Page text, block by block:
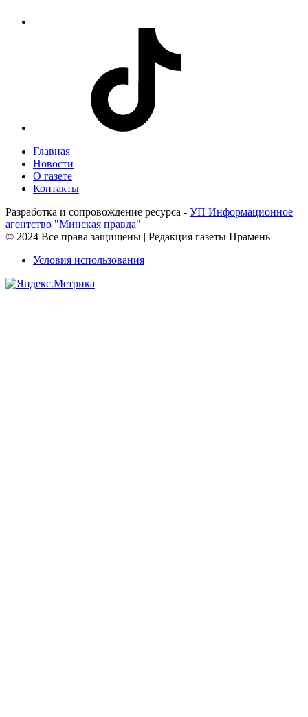
Главная
Новости
О газете
Контакты
Разработка и сопровождение ресурса - УП Информационное
агентство "Минская правда"
© 2024 Все права защищены | Редакция газеты Прамень
Условия использования